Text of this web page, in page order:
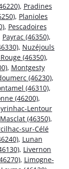
, Pradines
, Planioles
, Pescadoires
Payrac (46350),
, Nuzéjouls
(46350),
, Montgesty
(46230),
(46310),
(46200),
Lentour
Masclat (46350),
sur-Célé
, Lunan
, Livernon
, Limogne-